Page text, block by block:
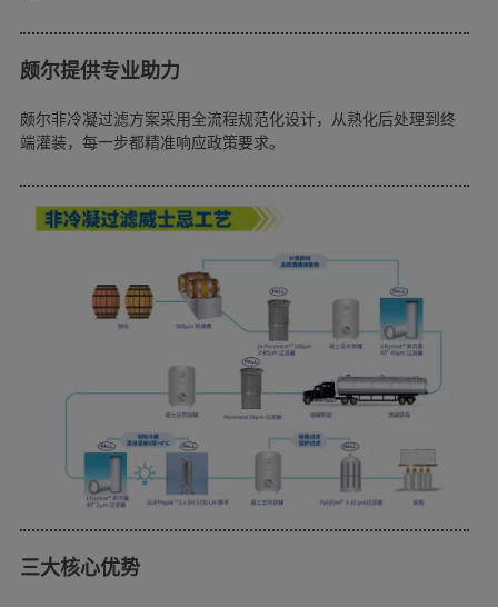
颇尔提供专业助力
颇尔非冷凝过滤方案采用全流程规范化设计，从熟化后处理到终
端灌装，每一步都精准响应政策要求。
三大核心优势